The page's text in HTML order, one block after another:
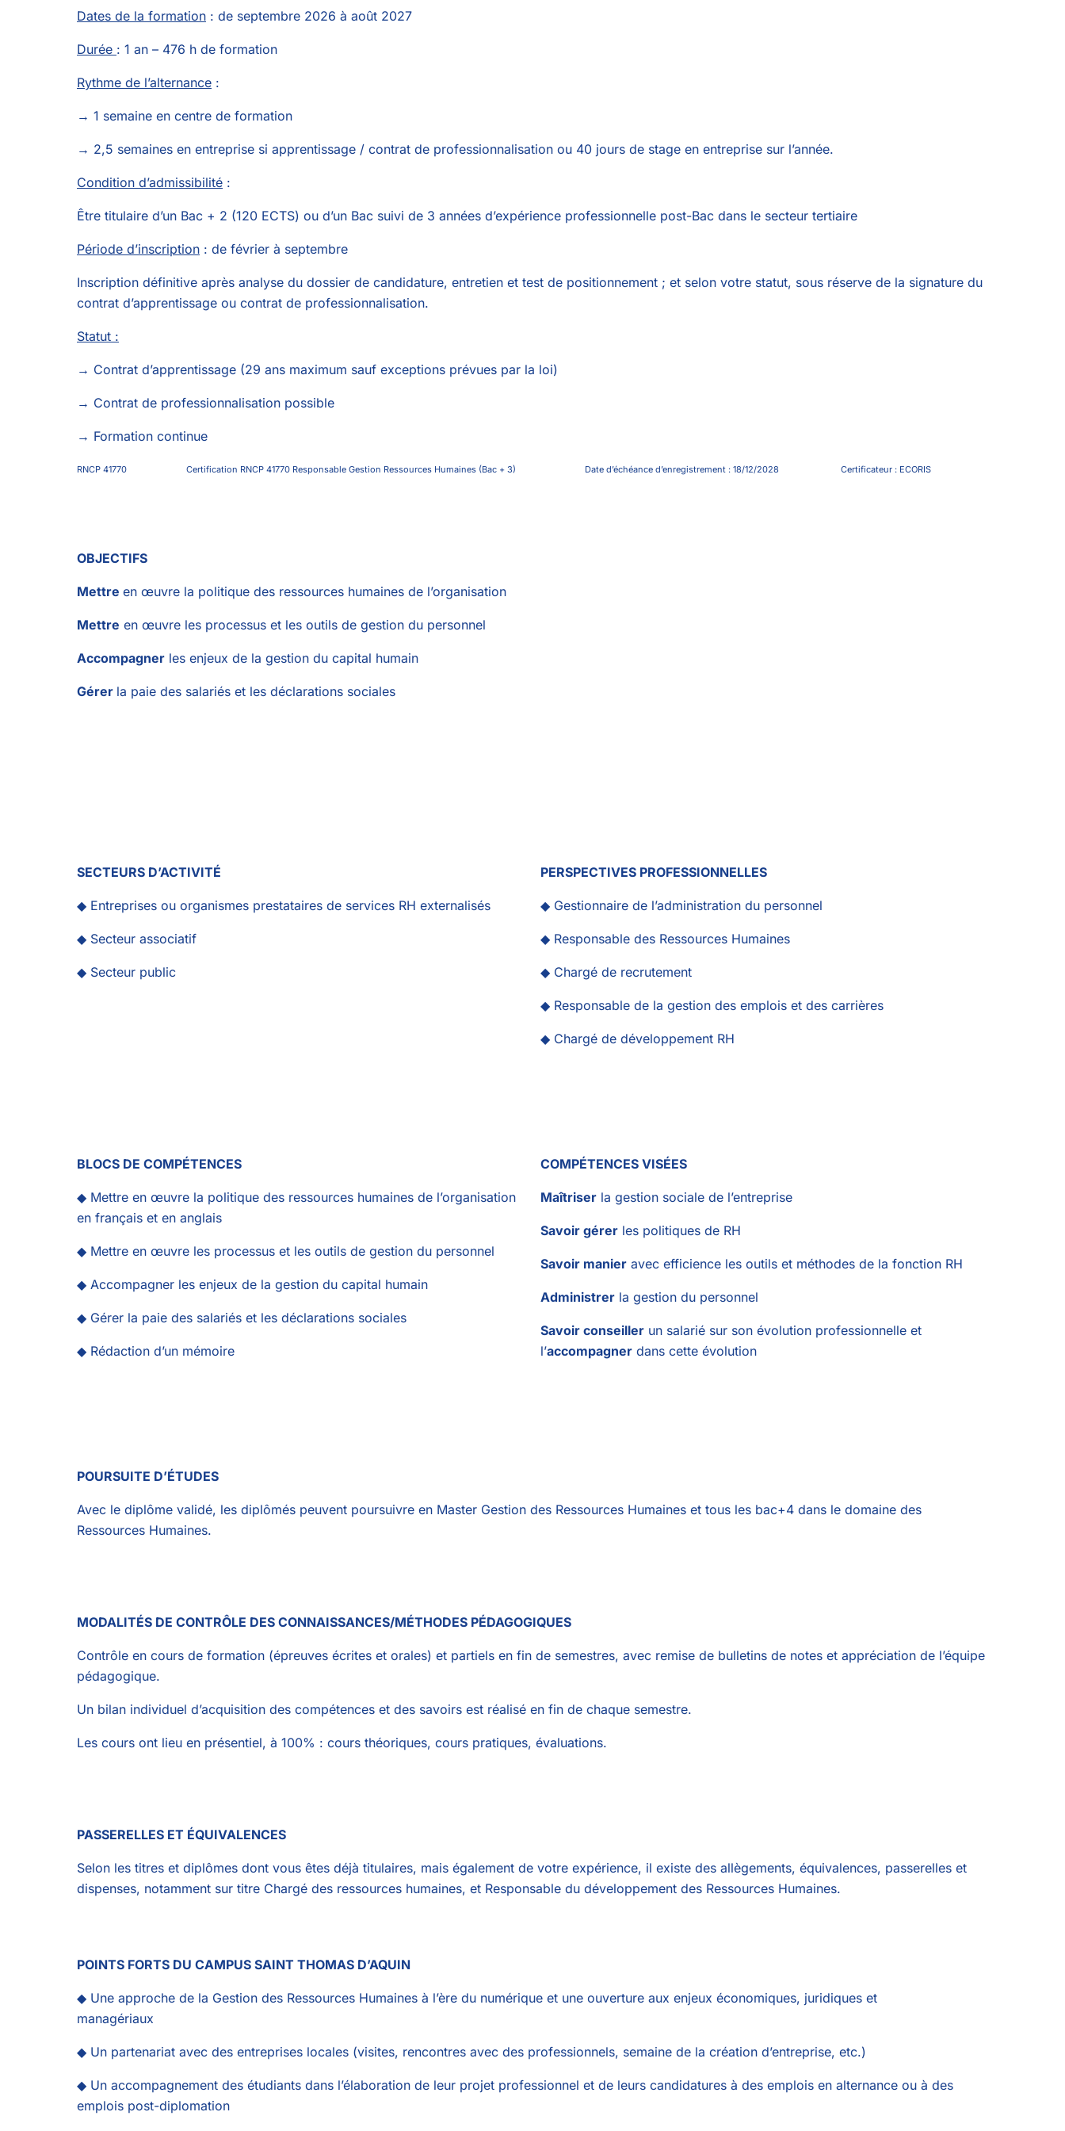
Dates de la formation : de septembre 2026 à août 2027
Durée : 1 an – 476 h de formation
Rythme de l’alternance :
→ 1 semaine en centre de formation
→ 2,5 semaines en entreprise si apprentissage / contrat de professionnalisation ou 40 jours de stage en entreprise sur l’année.
Condition d’admissibilité :
Être titulaire d’un Bac + 2 (120 ECTS) ou d’un Bac suivi de 3 années d’expérience professionnelle post-Bac dans le secteur tertiaire
Période d’inscription : de février à septembre
Inscription définitive après analyse du dossier de candidature, entretien et test de positionnement ; et selon votre statut, sous réserve de la signature du
contrat d’apprentissage ou contrat de professionnalisation.
Statut :
→ Contrat d’apprentissage (29 ans maximum sauf exceptions prévues par la loi)
→ Contrat de professionnalisation possible
→ Formation continue
RNCP 41770 Certification RNCP 41770 Responsable Gestion Ressources Humaines (Bac + 3) Date d’échéance d’enregistrement : 18/12/2028 Certificateur : ECORIS
OBJECTIFS
Mettre en œuvre la politique des ressources humaines de l’organisation
Mettre en œuvre les processus et les outils de gestion du personnel
Accompagner les enjeux de la gestion du capital humain
Gérer la paie des salariés et les déclarations sociales
SECTEURS D’ACTIVITÉ
◆ Entreprises ou organismes prestataires de services RH externalisés
◆ Secteur associatif
◆ Secteur public
PERSPECTIVES PROFESSIONNELLES
◆ Gestionnaire de l’administration du personnel
◆ Responsable des Ressources Humaines
◆ Chargé de recrutement
◆ Responsable de la gestion des emplois et des carrières
◆ Chargé de développement RH
BLOCS DE COMPÉTENCES
◆ Mettre en œuvre la politique des ressources humaines de l’organisation
en français et en anglais
◆ Mettre en œuvre les processus et les outils de gestion du personnel
◆ Accompagner les enjeux de la gestion du capital humain
◆ Gérer la paie des salariés et les déclarations sociales
◆ Rédaction d’un mémoire
COMPÉTENCES VISÉES
Maîtriser la gestion sociale de l’entreprise
Savoir gérer les politiques de RH
Savoir manier avec efficience les outils et méthodes de la fonction RH
Administrer la gestion du personnel
Savoir conseiller un salarié sur son évolution professionnelle et
l’accompagner dans cette évolution
POURSUITE D’ÉTUDES
Avec le diplôme validé, les diplômés peuvent poursuivre en Master Gestion des Ressources Humaines et tous les bac+4 dans le domaine des
Ressources Humaines.
MODALITÉS DE CONTRÔLE DES CONNAISSANCES/MÉTHODES PÉDAGOGIQUES
Contrôle en cours de formation (épreuves écrites et orales) et partiels en fin de semestres, avec remise de bulletins de notes et appréciation de l’équipe
pédagogique.
Un bilan individuel d’acquisition des compétences et des savoirs est réalisé en fin de chaque semestre.
Les cours ont lieu en présentiel, à 100% : cours théoriques, cours pratiques, évaluations.
PASSERELLES ET ÉQUIVALENCES
Selon les titres et diplômes dont vous êtes déjà titulaires, mais également de votre expérience, il existe des allègements, équivalences, passerelles et
dispenses, notamment sur titre Chargé des ressources humaines, et Responsable du développement des Ressources Humaines.
POINTS FORTS DU CAMPUS SAINT THOMAS D’AQUIN
◆ Une approche de la Gestion des Ressources Humaines à l’ère du numérique et une ouverture aux enjeux économiques, juridiques et
managériaux
◆ Un partenariat avec des entreprises locales (visites, rencontres avec des professionnels, semaine de la création d’entreprise, etc.)
◆ Un accompagnement des étudiants dans l’élaboration de leur projet professionnel et de leurs candidatures à des emplois en alternance ou à des
emplois post-diplomation